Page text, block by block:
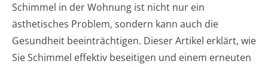
Schimmel in der Wohnung ist nicht nur ein
ästhetisches Problem, sondern kann auch die
Gesundheit beeinträchtigen. Dieser Artikel erklärt, wie
Sie Schimmel effektiv beseitigen und einem erneuten